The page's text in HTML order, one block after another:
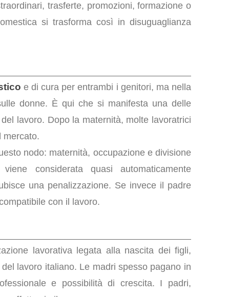
trasferte, promozioni, formazione o
si trasforma così in disuguaglianza
e di cura per entrambi i genitori, ma nella
donne. È qui che si manifesta una delle
lavoro. Dopo la maternità, molte lavoratrici
mercato.
nodo: maternità, occupazione e divisione
considerata quasi automaticamente
una penalizzazione. Se invece il padre
con il lavoro.
lavorativa legata alla nascita dei figli,
lavoro italiano. Le madri spesso pagano in
e possibilità di crescita. I padri,